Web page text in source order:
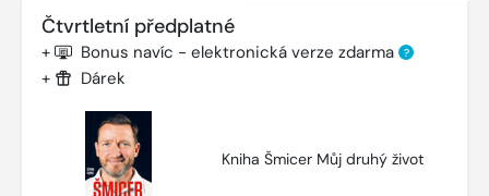
Čtvrtletní předplatné
+ Bonus navíc - elektronická verze zdarma ?
+ Dárek
Kniha Šmicer Můj druhý život